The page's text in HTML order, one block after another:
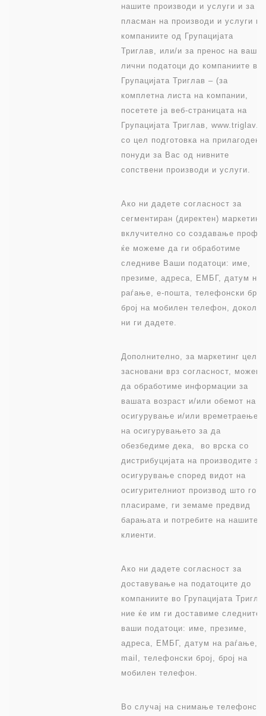
нашите производи и услуги и за
пласман на производи и услуги на
компаниите од Групацијата
Триглав, или/и за пренос на
лични податоци до компаниите во
Групацијата Триглав – (за
комплетна листа на компании,
посетете ја веб-страницата на
Групацијата Триглав,
со цел подготовка на прилагодени
понуди за Вас од нивните
сопствени производи и услуги.
Ако ни дадете согласност за
сегментиран (директен) маркетинг,
вклучително со создавање
ќе можеме да ги обработиме
следниве Ваши податоци: име,
презиме, адреса, ЕМБГ, датум на
раѓање, е-пошта, телефонски
број на мобилен телефон, доколку
ни ги дадете.
Дополнително, за маркетинг цели
засновани врз согласност, можеме
да обработиме информации за
вашата возраст и/или обемот на
осигурување и/или
на осигурувањето за да
обезбедиме дека, во врска со
дистрибуцијата на производите за
осигурување според видот на
осигурителниот производ што го
пласираме, ги земаме предвид
барањата и потребите на нашите
клиенти.
Ако ни дадете согласност за
доставување на податоците до
компаниите во Групацијата
ние ќе им ги доставиме следните
ваши податоци: име, презиме,
адреса, ЕМБГ, датум на раѓање,
mail, телефонски број, број на
мобилен телефон.
Во случај на снимање телефонски